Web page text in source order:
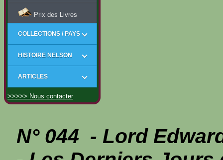
Prix des Livres
COLLECTIONS / PAYS
HISTOIRE NELSON
ARTICLES
>>>>> Nous contacter
N° 044 - Lord